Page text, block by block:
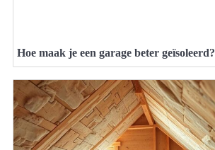
Hoe maak je een garage beter geïsoleerd?